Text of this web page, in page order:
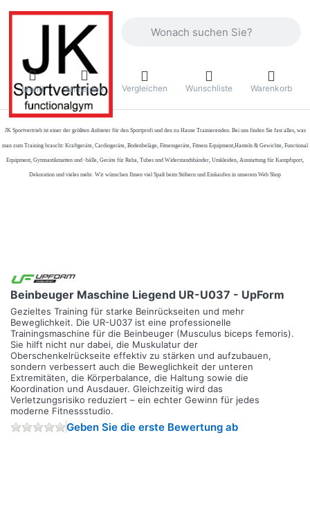
Menü Anmelden Vergleichen Wunschliste Warenkorb
JK Sportvertrieb ist einer der größten Anbieter für den Sportprofi und den zu Hause Trainierenden. Bei uns finden Sie fast alles, was
man zum Training braucht: Kraftgeräte, Cardiogeräte, Bodenbeläge, Fitnessgeräte, Fitness Equipment,Hanteln & Gewichte, Functional
Equipment, Gymnastikmatten und -bälle, Geräte für Reha, Tubes und Widerstandsbänder, Umkleiden, Ausstattung für Kampfsport,
Dekoration und vieles mehr. Wir wünschen Ihnen viel Spaß beim Stöbern und Einkaufen in unserem Web Shop
Beinbeuger Maschine Liegend UR-U037 - UpForm
Gezieltes Training für starke Beinrückseiten und mehr
Beweglichkeit. Die UR-U037 ist eine professionelle
Trainingsmaschine für die Beinbeuger (Musculus biceps femoris).
Sie hilft nicht nur dabei, die Muskulatur der
Oberschenkelrückseite effektiv zu stärken und aufzubauen,
sondern verbessert auch die Beweglichkeit der unteren
Extremitäten, die Körperbalance, die Haltung sowie die
Koordination und Ausdauer. Gleichzeitig wird das
Verletzungsrisiko reduziert – ein echter Gewinn für jedes
moderne Fitnessstudio.
Geben Sie die erste Bewertung ab